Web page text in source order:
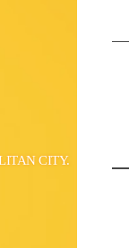
CITY.